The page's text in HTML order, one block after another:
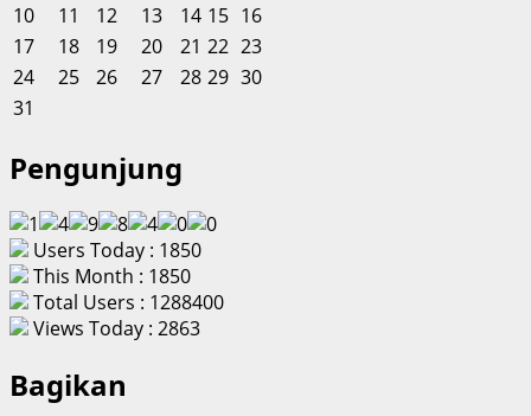
10
11 12 13 14 15 16
17
18 19 20 21 22 23
24
25 26 27 28 29 30
31
Pengunjung
Users Today : 1850
This Month : 1850
Total Users : 1288400
Views Today : 2863
Bagikan